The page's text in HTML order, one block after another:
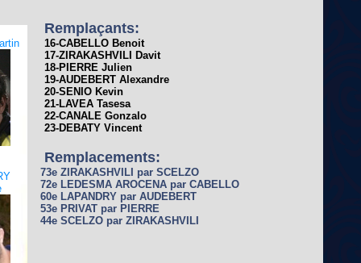
Remplaçants:
16-CABELLO Benoit
17-ZIRAKASHVILI Davit
18-PIERRE Julien
19-AUDEBERT Alexandre
20-SENIO Kevin
21-LAVEA Tasesa
22-CANALE Gonzalo
23-DEBATY Vincent
Remplacements:
73e ZIRAKASHVILI par SCELZO
72e LEDESMA AROCENA par CABELLO
60e LAPANDRY par AUDEBERT
53e PRIVAT par PIERRE
44e SCELZO par ZIRAKASHVILI